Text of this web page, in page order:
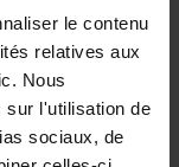
le contenu
relatives aux
Nous
sur l'utilisation de
sociaux, de